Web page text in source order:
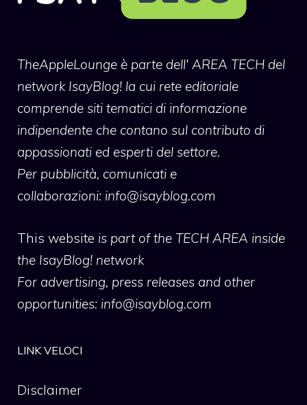
TheAppleLounge è parte dell' AREA TECH del
network IsayBlog! la cui rete editoriale
comprende siti tematici di informazione
indipendente che contano sul contributo di
appassionati ed esperti del settore.
Per pubblicità, comunicati e
collaborazioni: info@isayblog.com
This website is part of the TECH AREA inside
the IsayBlog! network
For advertising, press releases and other
opportunities: info@isayblog.com
LINK VELOCI
Disclaimer